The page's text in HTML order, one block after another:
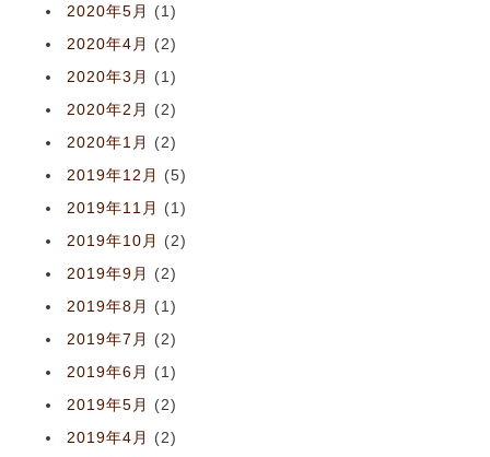
2020年5月
(1)
2020年4月
(2)
2020年3月
(1)
2020年2月
(2)
2020年1月
(2)
2019年12月
(5)
2019年11月
(1)
2019年10月
(2)
2019年9月
(2)
2019年8月
(1)
2019年7月
(2)
2019年6月
(1)
2019年5月
(2)
2019年4月
(2)